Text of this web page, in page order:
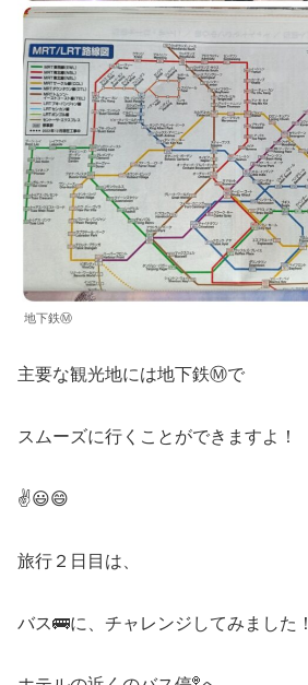
地下鉄Ⓜ️
主要な観光地には地下鉄Ⓜ️で
スムーズに行くことができますよ！
✌️😃😄
旅行２日目は、
バス🚌に、チャレンジしてみました！